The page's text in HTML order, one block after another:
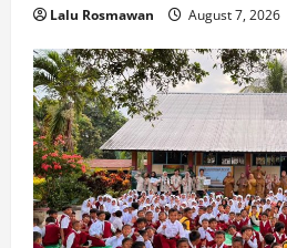
Lalu Rosmawan August 7, 2026